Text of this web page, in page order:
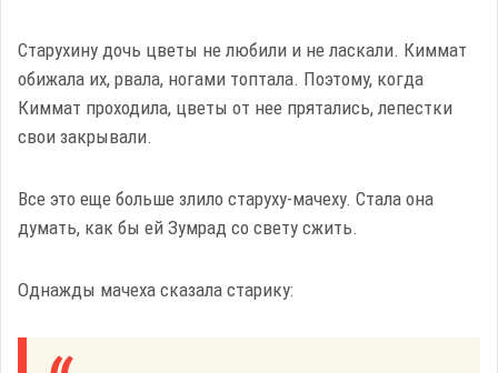
Старухину дочь цветы не любили и не ласкали. Киммат
обижала их, рвала, ногами топтала. Поэтому, когда
Киммат проходила, цветы от нее прятались, лепестки
свои закрывали.
Все это еще больше злило старуху-мачеху. Стала она
думать, как бы ей Зумрад со свету сжить.
Однажды мачеха сказала старику: